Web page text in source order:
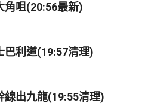
角咀(20:56最新)
巴利道(19:57清理)
線出九龍(19:55清理)